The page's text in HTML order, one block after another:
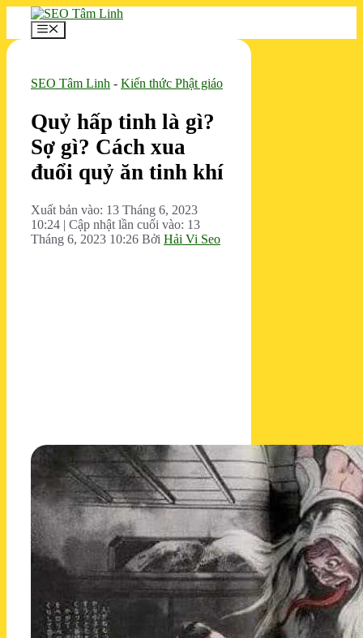
Chuyển
nội
dung
Menu
SEO Tâm Linh - Kiến thức Phật giáo
Quỷ hấp tinh là gì?
Sợ gì? Cách xua
đuổi quỷ ăn tinh khí
Xuất bản vào: 13 Tháng 6, 2023
10:24 | Cập nhật lần cuối vào: 13
Tháng 6, 2023 10:26 Bởi Hải Vi Seo